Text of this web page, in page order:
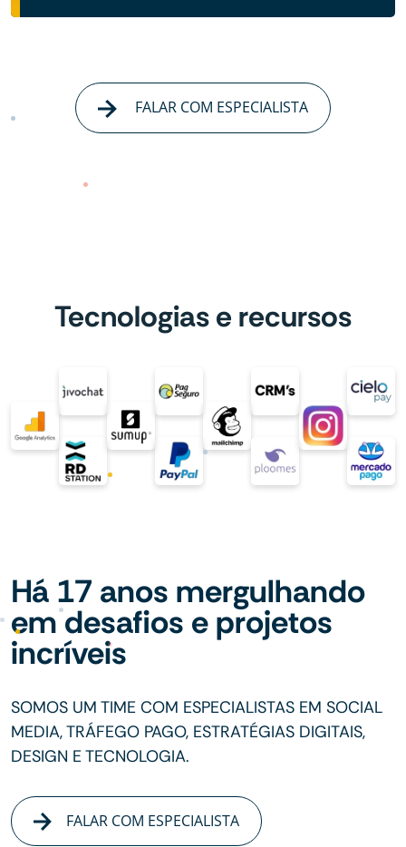
FALAR COM ESPECIALISTA
Tecnologias e recursos
Há 17 anos mergulhando
em desafios e projetos
incríveis
SOMOS UM TIME COM ESPECIALISTAS EM SOCIAL
MEDIA, TRÁFEGO PAGO, ESTRATÉGIAS DIGITAIS,
DESIGN E TECNOLOGIA.
FALAR COM ESPECIALISTA